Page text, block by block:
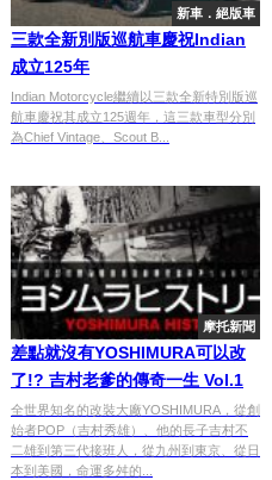
新車．絕版車
三款全新別版巡航車慶祝Indian
成立125年
Indian Motorcycle繼續以三款全新特別版巡
航車慶祝其成立125週年，這三款車型分別
為Chief Vintage、Scout B...
摩托新聞
差點就沒有YOSHIMURA可以改
了!? 吉村老爹的傳奇一生 Vol.1
全世界知名的改裝大廠YOSHIMURA，從創
始者POP（吉村秀雄）、他的長子吉村不
二雄到第三代接班人，從九州到東京、從日
本到美國，命運多舛的...